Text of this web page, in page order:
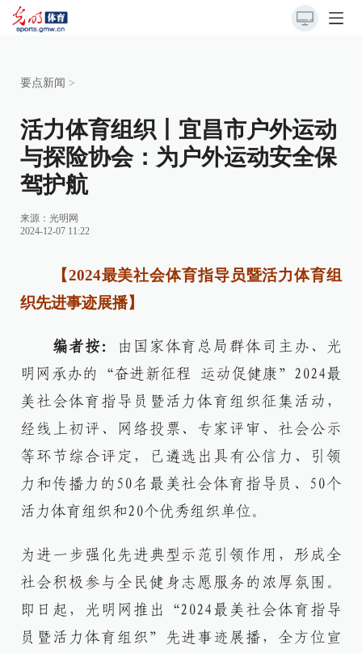
要点新闻 >
活力体育组织丨宜昌市户外运动
与探险协会：为户外运动安全保
驾护航
来源： 光明网
2024-12-07 11:22
【2024最美社会体育指导员暨活力体育组
织先进事迹展播】
编者按：
由国家体育总局群体司主办、光
明网承办的“奋进新征程 运动促健康”2024最
美社会体育指导员暨活力体育组织征集活动，
经线上初评、网络投票、专家评审、社会公示
等环节综合评定，已遴选出具有公信力、引领
力和传播力的50名最美社会体育指导员、50个
活力体育组织和20个优秀组织单位。
为进一步强化先进典型示范引领作用，形成全
社会积极参与全民健身志愿服务的浓厚氛围。
即日起，光明网推出“2024最美社会体育指导
员暨活力体育组织”先进事迹展播，全方位宣